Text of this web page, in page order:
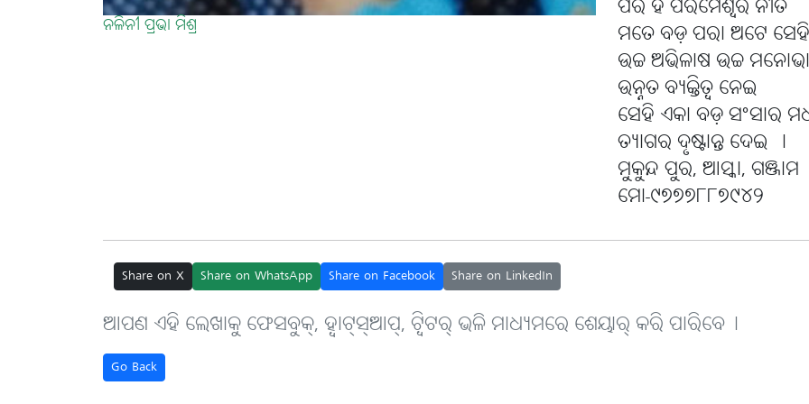
ନଳିନୀ ପ୍ରଭା ମିଶ୍ର
ପର ହିଁ ପରମେଶ୍ୱର ନୀତି
ମତେ ବଡ଼ ପରା ଅଟେ
ଉଚ୍ଚ ଅଭିଳାଷ ଉଚ୍ଚ
ଉନ୍ନତ ବ୍ୟକ୍ତିତ୍ବ ନେଇ
ସେହି ଏକା ବଡ଼ ସଂସାର
ତ୍ୟାଗର ଦୃଷ୍ଟାନ୍ତ ଦେଇ ।
ମୁକୁନ୍ଦ ପୁର, ଆସ୍କା, ଗଞ୍ଜାମ
ମୋ-୯୭୭୭୮୮୭୯୪୨
Share on X Share on WhatsApp Share on Facebook Share on LinkedIn
ଆପଣ ଏହି ଲେଖାକୁ ଫେସବୁକ୍, ହ୍ବାଟ୍‌ସ୍‌ଆପ୍, ଟ୍ବିଟର୍ ଭଳି ମାଧ୍ୟମରେ ଶେୟାର୍ କରି ପାରିବେ୤
Go Back